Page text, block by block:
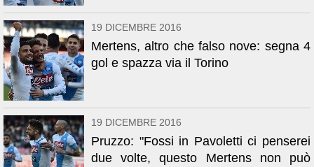
19 DICEMBRE 2016
Mertens, altro che falso nove: segna 4
gol e spazza via il Torino
19 DICEMBRE 2016
Pruzzo: "Fossi in Pavoletti ci penserei
due volte, questo Mertens non può